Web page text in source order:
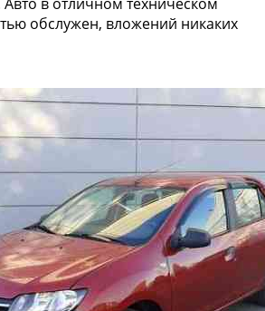
обcлужeн, вложeний никаких